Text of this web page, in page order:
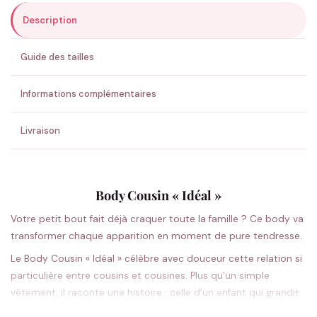
ENVOYER MA DEMANDE ✨
💚 Retour sous 24-48h🇫🇷 Flocage en France✅ Validation avant fabrication
Description
Guide des tailles
Informations complémentaires
Livraison
Body Cousin « Idéal »
Votre petit bout fait déjà craquer toute la famille ? Ce body va
transformer chaque apparition en moment de pure tendresse.
Le Body Cousin « Idéal » célèbre avec douceur cette relation si
particulière entre cousins et cousines. Plus qu’un simple
vêtement, il raconte une histoire : celle d’un enfant qui grandit